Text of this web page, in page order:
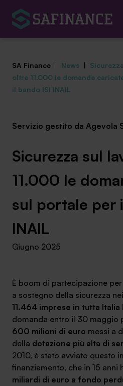
Centro studi
News ed eventi
Chi siamo
Ambassador
Lavora con noi
SA Finance | News |
oltre 11.000 le domande
il bando ISI INAIL
Servizio gestito da Agevola
Sicurezza sul
11.000 le
sul portale per
INAIL
Giugno 2025
È boom di partecipazione
a sostegno della sicurezza
11.464 imprese in tutta Italia
domanda entro il 30 maggio
600 milioni di euro messi a
della dotazione più alta di
2010, è stato avviato questo
finanziamento, che in 15 anni
miliardi di euro a fondo